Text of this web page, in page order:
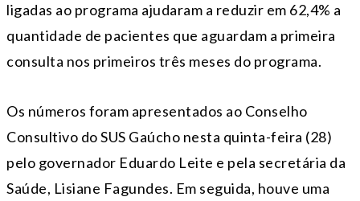
ligadas ao programa ajudaram a reduzir em 62,4% a
quantidade de pacientes que aguardam a primeira
consulta nos primeiros três meses do programa.
Os números foram apresentados ao Conselho
Consultivo do SUS Gaúcho nesta quinta-feira (28)
pelo governador Eduardo Leite e pela secretária da
Saúde, Lisiane Fagundes. Em seguida, houve uma